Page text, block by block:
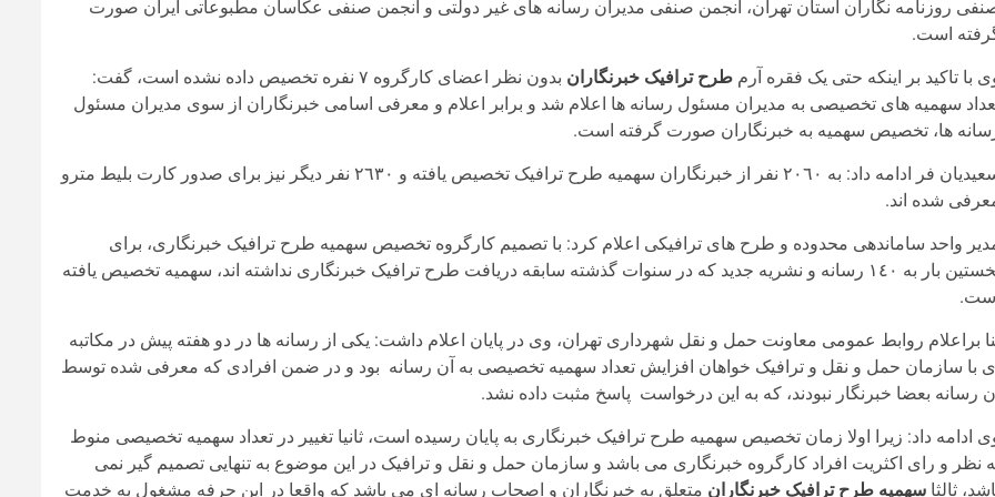
روزنامه نگاران استان تهران، انجمن صنفی مدیران رسانه های غیر دولتی و انجمن صنفی عکاسان مطبوعاتی ایران صورت
است.
با تاکید بر اینکه حتی یک فقره آرم طرح ترافیک خبرنگاران
بدون نظر اعضای کارگروه ۷ نفره تخصیص داده نشده است، گفت:
سهمیه های تخصیصی به مدیران مسئول رسانه ها اعلام شد و برابر اعلام و معرفی اسامی خبرنگاران از سوی مدیران مسئول
ها، تخصیص سهمیه به خبرنگاران صورت گرفته است.
سعیدیان فر ادامه داد: به ٢٠٦٠ نفر از خبرنگاران سهمیه طرح ترافیک تخصیص یافته و ٢٦٣٠ نفر دیگر نیز برای صدور کارت بلیط مترو
شده اند.
واحد ساماندهی محدوده و طرح های ترافیکی اعلام کرد: با تصمیم کارگروه تخصیص سهمیه طرح ترافیک خبرنگاری، برای
نخستین بار به ١٤٠ رسانه و نشریه جدید که در سنوات گذشته سابقه دریافت طرح ترافیک خبرنگاری نداشته اند، سهمیه تخصیص یافته
است.
براعلام روابط عمومی معاونت حمل و نقل شهرداری تهران، وی در پایان اعلام داشت: یکی از رسانه ها در دو هفته پیش در مکاتبه
ای با سازمان حمل و نقل و ترافیک خواهان افزایش تعداد سهمیه تخصیصی به آن رسانه بود و در ضمن افرادی که معرفی شده توسط
آن رسانه بعضا خبرنگار نبودند، که به این درخواست پاسخ مثبت داده نشد.
ادامه داد: زیرا اولا زمان تخصیص سهمیه طرح ترافیک خبرنگاری به پایان رسیده است، ثانیا تغییر در تعداد سهمیه تخصیصی منوط
نظر و رای اکثریت افراد کارگروه خبرنگاری می باشد و سازمان حمل و نقل و ترافیک در این موضوع به تنهایی تصمیم گیر نمی
ثالثا سهمیه طرح ترافیک خبرنگاران متعلق به خبرنگاران و اصحاب رسانه ای می باشد که واقعا در این حرفه مشغول به خدمت